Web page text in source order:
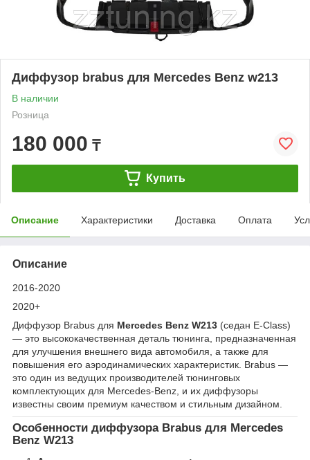
Диффузор brabus для Mercedes Benz w213
В наличии
Розница
180 000 ₸
Купить
Описание Характеристики Доставка Оплата
Описание
2016-2020
2020+
Диффузор Brabus для Mercedes Benz W213 (седан E-Class)
— это высококачественная деталь тюнинга, предназначенная
для улучшения внешнего вида автомобиля, а также для
повышения его аэродинамических характеристик. Brabus —
это один из ведущих производителей тюнинговых
комплектующих для Mercedes-Benz, и их диффузоры
известны своим премиум качеством и стильным дизайном.
Особенности диффузора Brabus для Mercedes
Benz W213